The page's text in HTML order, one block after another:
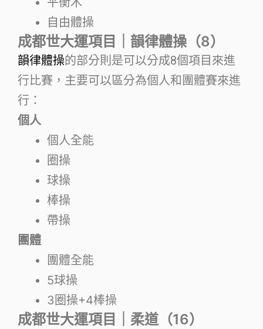
自由體操
成都世大運項目｜韻律體操（8）
韻律體操的部分則是可以分成8個項目來進
行比賽，主要可以區分為個人和團體賽來進
行：
個人
個人全能
圈操
球操
棒操
帶操
團體
團體全能
5球操
3圈操+4棒操
成都世大運項目｜柔道（16）